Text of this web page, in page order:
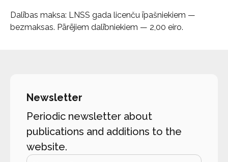
Dalības maksa: LNSS gada licenču īpašniekiem —
bezmaksas. Pārējiem dalībniekiem — 2,00 eiro.
Newsletter
Periodic newsletter about
publications and additions to the
website.